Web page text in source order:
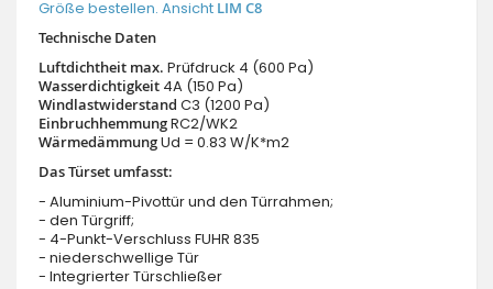
Größe bestellen. Ansicht LIM C8
Technische Daten
Luftdichtheit max. Prüfdruck 4 (600 Pa)
Wasserdichtigkeit 4A (150 Pa)
Windlastwiderstand C3 (1200 Pa)
EinbruchhemmungRC2/WK2
WärmedämmungUd = 0.83 W/K*m2
Das Türset umfasst:
- Aluminium-Pivottür und den Türrahmen;
- den Türgriff;
- 4-Punkt-Verschluss FUHR 835
- niederschwellige Tür
- Integrierter Türschließer